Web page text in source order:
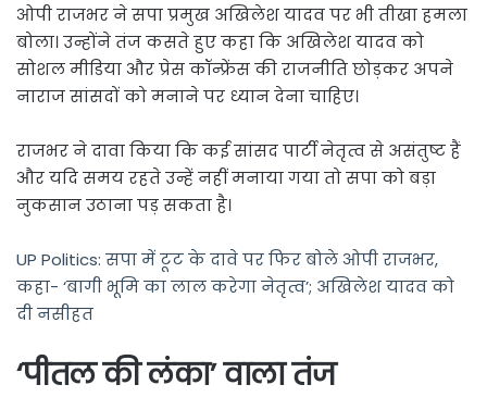
ओपी राजभर ने सपा प्रमुख अखिलेश यादव पर भी तीखा हमला
बोला। उन्होंने तंज कसते हुए कहा कि अखिलेश यादव को
सोशल मीडिया और प्रेस कॉन्फ्रेंस की राजनीति छोड़कर अपने
नाराज सांसदों को मनाने पर ध्यान देना चाहिए।
राजभर ने दावा किया कि कई सांसद पार्टी नेतृत्व से असंतुष्ट हैं
और यदि समय रहते उन्हें नहीं मनाया गया तो सपा को बड़ा
नुकसान उठाना पड़ सकता है।
UP Politics: सपा में टूट के दावे पर फिर बोले ओपी राजभर,
कहा- ‘बागी भूमि का लाल करेगा नेतृत्व’; अखिलेश यादव को
दी नसीहत
‘पीतल की लंका’ वाला तंज